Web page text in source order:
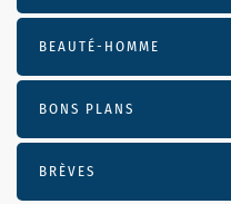
BEAUTÉ-HOMME
BONS PLANS
BRÈVES